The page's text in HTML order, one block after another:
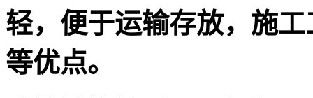
轻，便于运输存放，施
等优点。